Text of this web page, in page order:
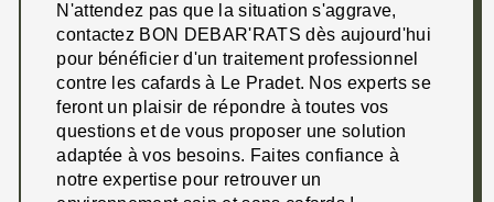
N'attendez pas que la situation s'aggrave,
contactez BON DEBAR'RATS dès aujourd'hui
pour bénéficier d'un traitement professionnel
contre les cafards à Le Pradet. Nos experts se
feront un plaisir de répondre à toutes vos
questions et de vous proposer une solution
adaptée à vos besoins. Faites confiance à
notre expertise pour retrouver un